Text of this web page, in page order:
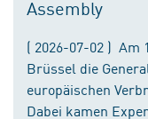
Assembly
( 2026-07-02 ) Am
Brüssel die
europäischen
Dabei kamen